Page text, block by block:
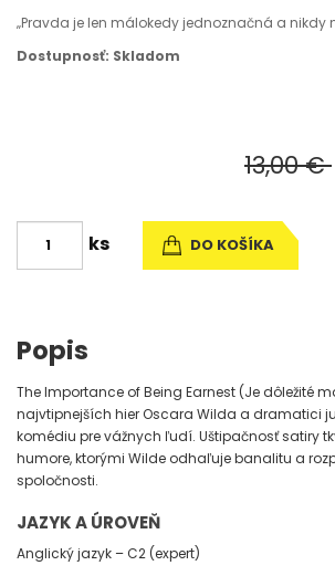
„Pravda je len málokedy jednoznačná a nikdy
Dostupnosť: Skladom
13,00 €
ks DO KOŠÍKA
Popis
The Importance of Being Earnest (Je dôležité
najvtipnejších hier Oscara Wilda a dramatici
komédiu pre vážnych ľudí. Uštipačnosť satiry
humore, ktorými Wilde odhaľuje banalitu a
spoločnosti.
JAZYK A ÚROVEŇ
Anglický jazyk – C2 (expert)